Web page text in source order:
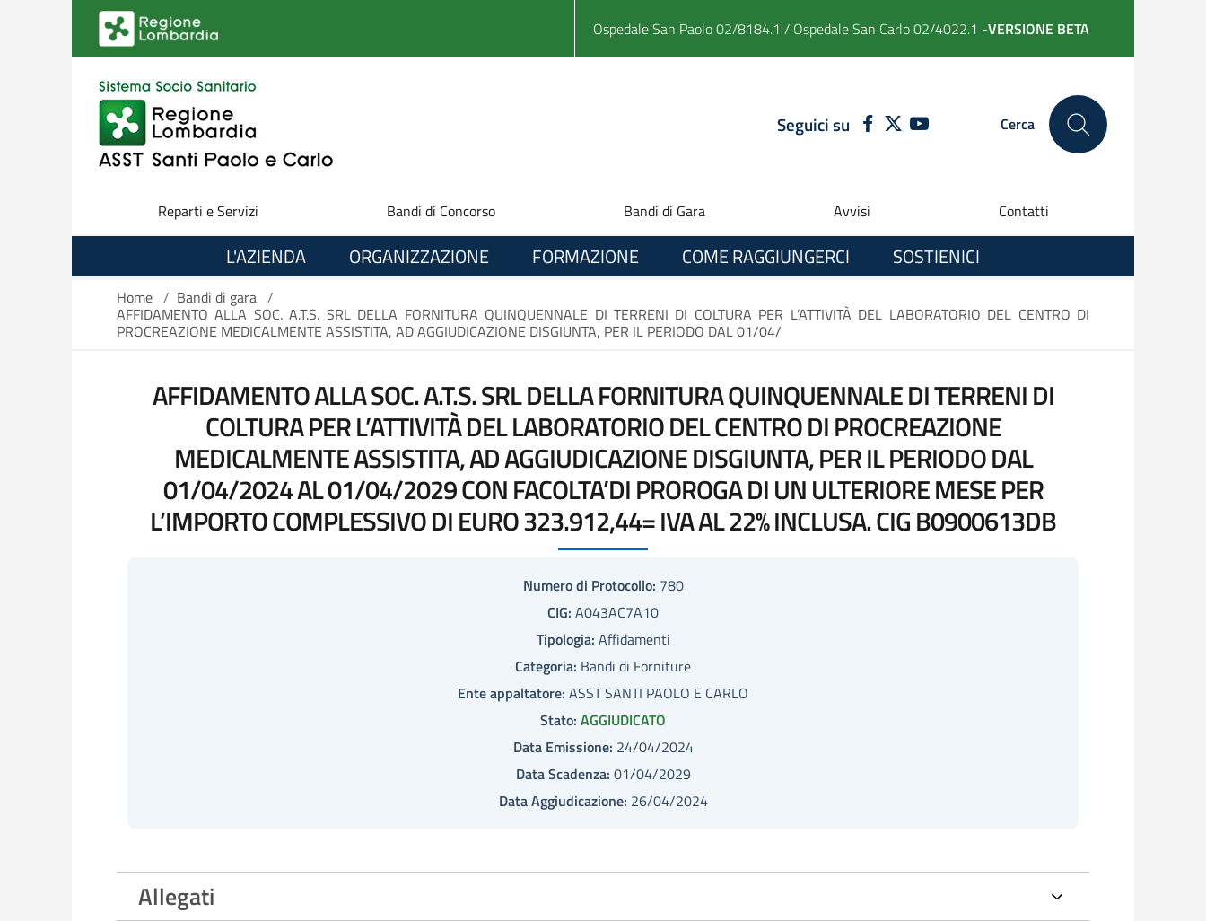
Salta al contenuto principale
Ospedale San Paolo 02/8184.1 / Ospedale San Carlo 02/4022.1 -VERSIONE BETA
Seguici suFACEBOOK
TWITTERYOUTUBE Cerca
Reparti e Servizi Bandi di Concorso Bandi di Gara Avvisi Contatti
L'AZIENDA ORGANIZZAZIONE FORMAZIONE COME RAGGIUNGERCI SOSTIENICI
Home / Bandi di gara /
AFFIDAMENTO ALLA SOC. A.T.S. SRL DELLA FORNITURA QUINQUENNALE DI TERRENI DI COLTURA PER L’ATTIVITÀ DEL LABORATORIO DEL CENTRO DI
PROCREAZIONE MEDICALMENTE ASSISTITA, AD AGGIUDICAZIONE DISGIUNTA, PER IL PERIODO DAL 01/04/
AFFIDAMENTO ALLA SOC. A.T.S. SRL DELLA FORNITURA QUINQUENNALE DI TERRENI DI
COLTURA PER L’ATTIVITÀ DEL LABORATORIO DEL CENTRO DI PROCREAZIONE
MEDICALMENTE ASSISTITA, AD AGGIUDICAZIONE DISGIUNTA, PER IL PERIODO DAL
01/04/2024 AL 01/04/2029 CON FACOLTA’DI PROROGA DI UN ULTERIORE MESE PER
L’IMPORTO COMPLESSIVO DI EURO 323.912,44= IVA AL 22% INCLUSA. CIG B0900613DB
Numero di Protocollo: 780
CIG: A043AC7A10
Tipologia: Affidamenti
Categoria: Bandi di Forniture
Ente appaltatore: ASST SANTI PAOLO E CARLO
Stato: AGGIUDICATO
Data Emissione: 24/04/2024
Data Scadenza: 01/04/2029
Data Aggiudicazione: 26/04/2024
Allegati